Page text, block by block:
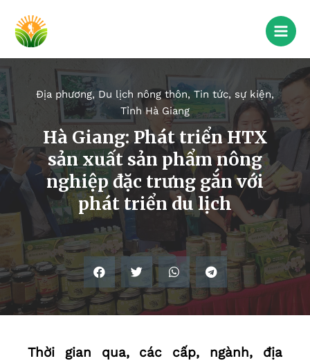
Địa phương,Du lịch nông thôn, Tin tức, sự kiện,
Tỉnh Hà Giang
Hà Giang: Phát triển HTX
sản xuất sản phẩm nông
nghiệp đặc trưng gắn với
phát triển du lịch
Thời gian qua, các cấp, ngành, địa